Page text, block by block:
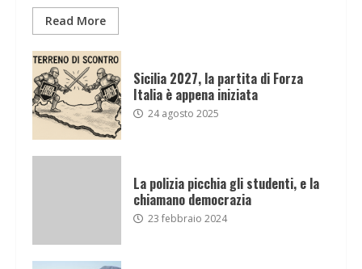
Read More
Sicilia 2027, la partita di Forza
Italia è appena iniziata
24 agosto 2025
La polizia picchia gli studenti, e la
chiamano democrazia
23 febbraio 2024